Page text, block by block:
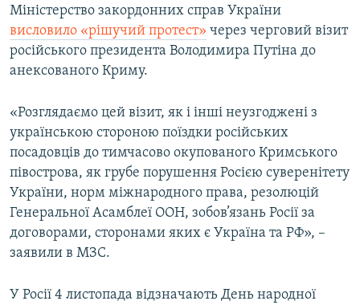
Міністерство закордонних справ України
висловило «рішучий протест» через черговий візит
російського президента Володимира Путіна до
анексованого Криму.
«Розглядаємо цей візит, як і інші неузгоджені з
українською стороною поїздки російських
посадовців до тимчасово окупованого Кримського
півострова, як грубе порушення Росією суверенітету
України, норм міжнародного права, резолюцій
Генеральної Асамблеї ООН, зобов’язань Росії за
договорами, сторонами яких є Україна та РФ», –
заявили в МЗС.
У Росії 4 листопада відзначають День народної